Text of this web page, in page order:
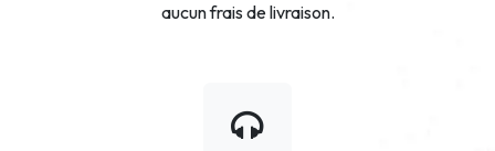
aucun frais de livraison.